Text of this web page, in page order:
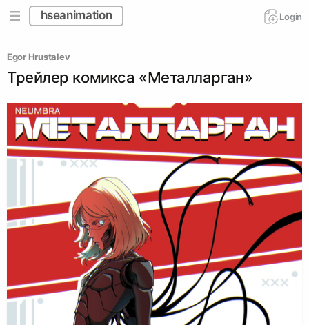
hseanimation Login
Egor Hrustalev
Трейлер комикса «Металларган»